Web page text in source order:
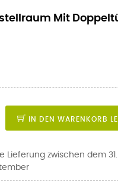
Mit
IN DEN WARENKORB
Lieferung zwischen dem